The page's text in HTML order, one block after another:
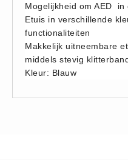
Koud - Warm kompressen
Spieren en gewrichten (0)
Teken - Beten sets (5)
Eerste Hulp Paneel
Mogelijkheid om AED in
Etuis in verschillende
functionaliteiten
Makkelijk uitneembare
middels stevig
Kleur: Blauw